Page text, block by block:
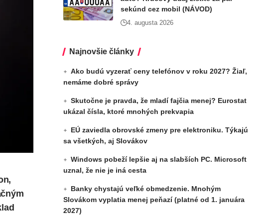
,
sekúnd cez mobil (NÁVOD)
4. augusta 2026
Najnovšie články
Ako budú vyzerať ceny telefónov v roku 2027? Žiaľ,
nemáme dobré správy
Skutočne je pravda, že mladí fajčia menej? Eurostat
ukázal čísla, ktoré mnohých prekvapia
EÚ zaviedla obrovské zmeny pre elektroniku. Týkajú
sa všetkých, aj Slovákov
Windows pobeží lepšie aj na slabších PC. Microsoft
uznal, že nie je iná cesta
Banky chystajú veľké obmedzenie. Mnohým
Slovákom vyplatia menej peňazí (platné od 1. januára
2027)